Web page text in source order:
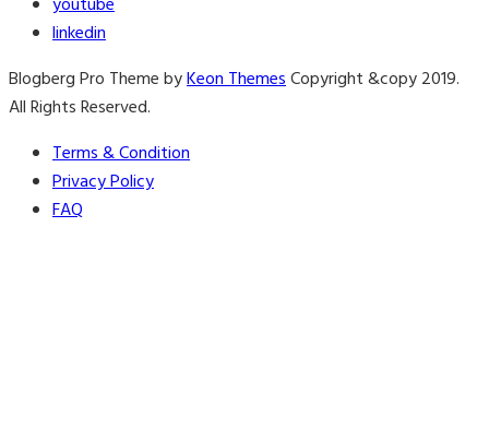
youtube
linkedin
Blogberg Pro Theme byKeon ThemesCopyright &copy 2019.
All Rights Reserved.
Terms & Condition
Privacy Policy
FAQ